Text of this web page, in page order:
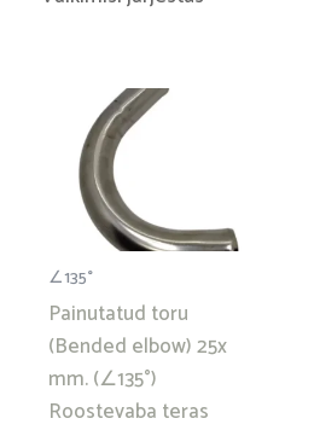
∠135°
Painutatud toru
(Bended elbow) 25x
mm. (∠135°)
Roostevaba teras